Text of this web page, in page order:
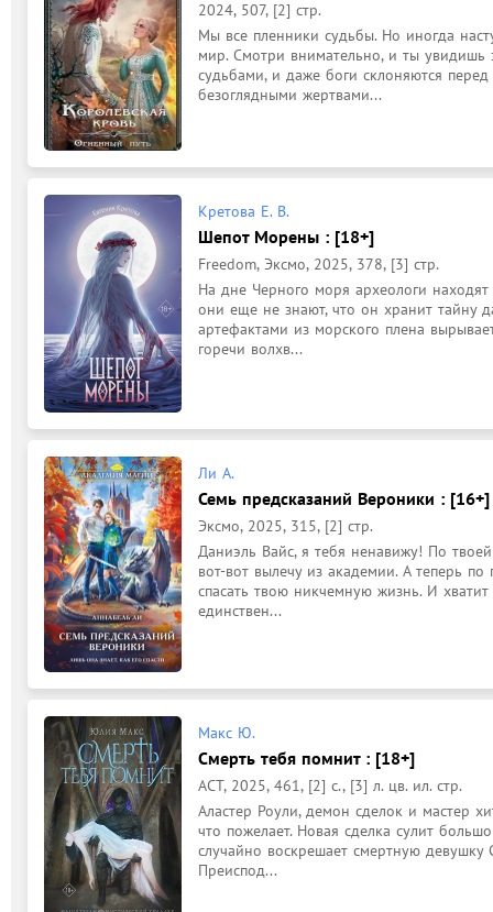
2024, 507, [2] стр.
Мы все пленники судьбы. Но иногда
мир. Смотри внимательно, и ты
судьбами, и даже боги склоняются
безоглядными жертвами...
Кретова Е. В.
Шепот Морены : [18+]
Freedom, Эксмо, 2025, 378, [3] стр.
На дне Черного моря археологи
они еще не знают, что он хранит тайну
артефактами из морского плена
горечи волхв...
Ли А.
Семь предсказаний Вероники : [16+]
Эксмо, 2025, 315, [2] стр.
Даниэль Вайс, я тебя ненавижу! По
вот-вот вылечу из академии. А теперь
спасать твою никчемную жизнь. И
единствен...
Макс Ю.
Смерть тебя помнит : [18+]
АСТ, 2025, 461, [2] с., [3] л. цв. ил. стр.
Аластер Роули, демон сделок и мастер
что пожелает. Новая сделка сулит
случайно воскрешает смертную
Преиспод...